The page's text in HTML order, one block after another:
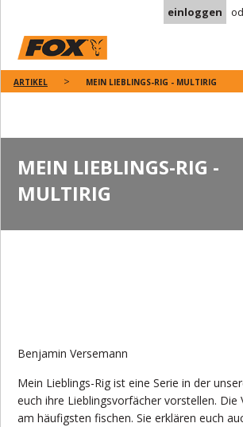
einloggen
ARTIKEL MEIN LIEBLINGS-RIG - MULTIRIG
MEIN LIEBLINGS-RIG -
MULTIRIG
Benjamin Versemann
Mein Lieblings-Rig ist eine Serie in der
euch ihre Lieblingsvorfächer vorstellen. Die
am häufigsten fischen. Sie erklären euch